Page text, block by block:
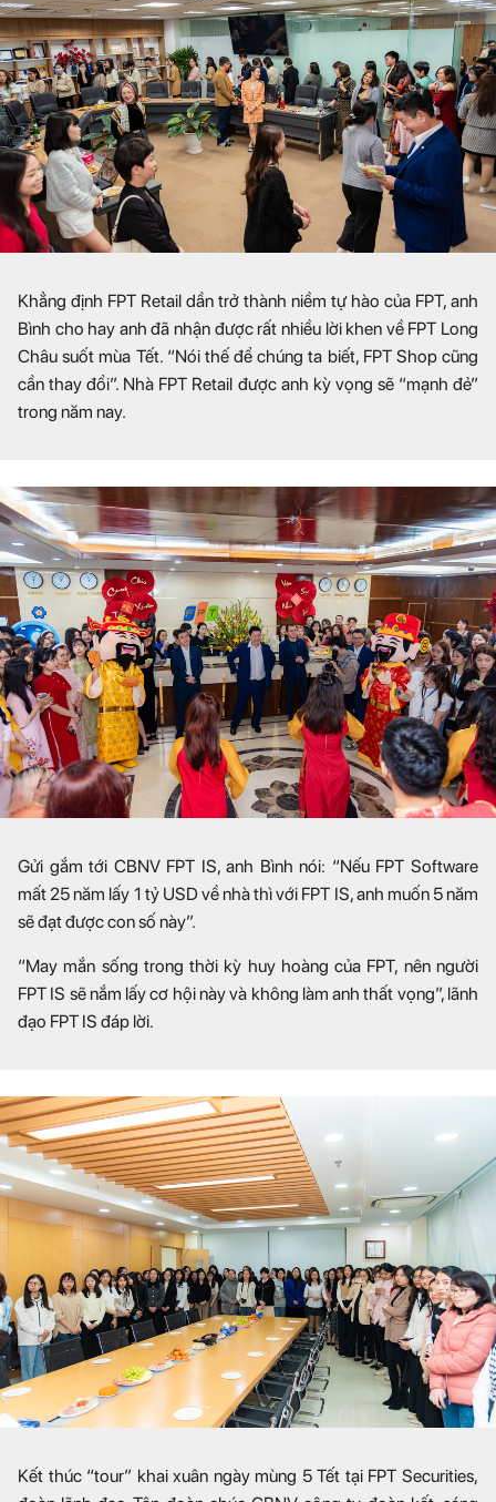
Khẳng định FPT Retail dần trở thành niềm tự hào của FPT, anh
Bình cho hay anh đã nhận được rất nhiều lời khen về FPT Long
Châu suốt mùa Tết. “Nói thế để chúng ta biết, FPT Shop cũng
cần thay đổi”. Nhà FPT Retail được anh kỳ vọng sẽ “mạnh đẻ”
trong năm nay.
Gửi gắm tới CBNV FPT IS, anh Bình nói: “Nếu FPT Software
mất 25 năm lấy 1 tỷ USD về nhà thì với FPT IS, anh muốn 5 năm
sẽ đạt được con số này”.
“May mắn sống trong thời kỳ huy hoàng của FPT, nên người
FPT IS sẽ nắm lấy cơ hội này và không làm anh thất vọng”, lãnh
đạo FPT IS đáp lời.
Kết thúc “tour” khai xuân ngày mùng 5 Tết tại FPT Securities,